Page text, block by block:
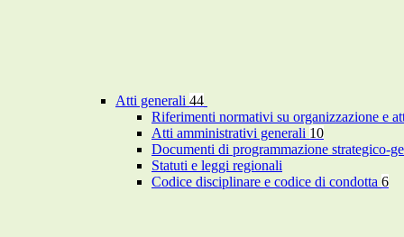
Atti generali 44
Riferimenti normativi su organizzazione e
Atti amministrativi generali 10
Documenti di programmazione strategico-
Statuti e leggi regionali
Codice disciplinare e codice di condotta 6